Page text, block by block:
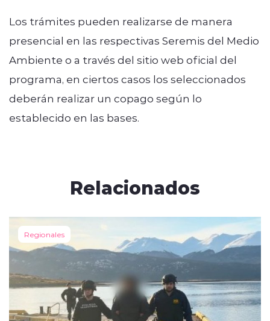
Los trámites pueden realizarse de manera
presencial en las respectivas Seremis del Medio
Ambiente o a través del sitio web oficial del
programa, en ciertos casos los seleccionados
deberán realizar un copago según lo
establecido en las bases.
Relacionados
Regionales